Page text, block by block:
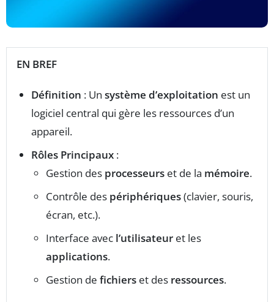
EN BREF
Définition : Un système d’exploitation est un
logiciel central qui gère les ressources d’un
appareil.
Rôles Principaux :
Gestion des processeurs et de la mémoire.
Contrôle des périphériques(clavier, souris,
écran, etc.).
Interface avec l’utilisateur et les
applications.
Gestion de fichiers et des ressources.